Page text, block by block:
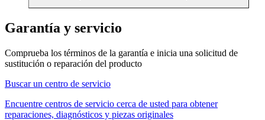
Garantía y servicio
Comprueba los términos de la garantía e inicia una solicitud de
sustitución o reparación del producto
Buscar un centro de servicio
Encuentre centros de servicio cerca de usted para obtener
reparaciones, diagnósticos y piezas originales